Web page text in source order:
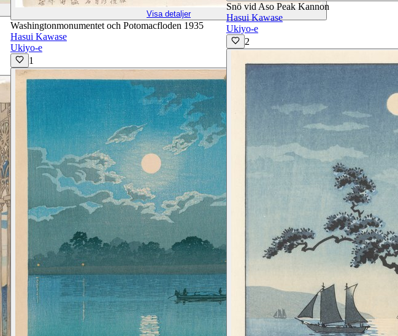
Visa detaljer
Washingtonmonumentet och Potomacfloden 1935
Hasui Kawase
Ukiyo-e
1
Snö vid Aso Peak Kannon
Hasui Kawase
Ukiyo-e
2